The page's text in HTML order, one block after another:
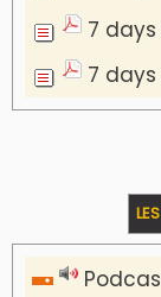
7
7